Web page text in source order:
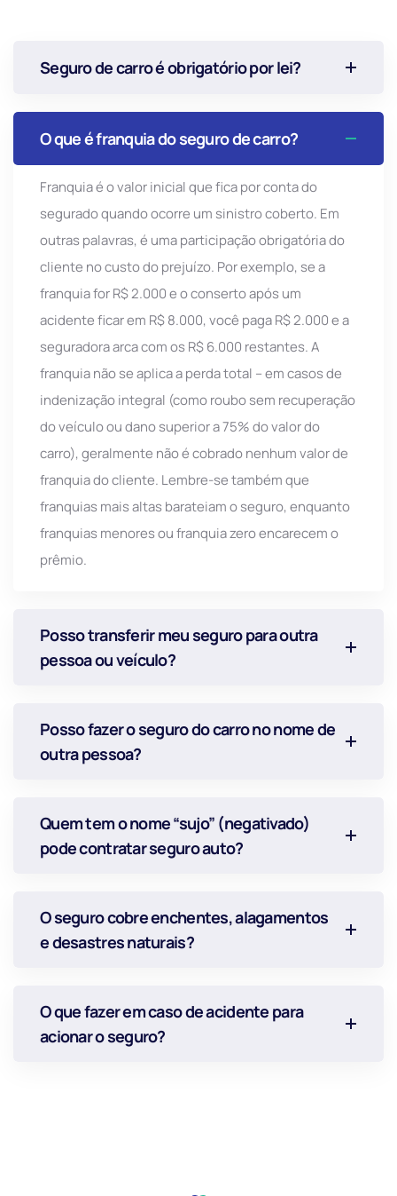
Seguro de carro é obrigatório por lei?
O que é franquia do seguro de carro?
Franquia é o valor inicial que fica por conta do
segurado quando ocorre um sinistro coberto. Em
outras palavras, é uma participação obrigatória do
cliente no custo do prejuízo. Por exemplo, se a
franquia for R$ 2.000 e o conserto após um
acidente ficar em R$ 8.000, você paga R$ 2.000 e a
seguradora arca com os R$ 6.000 restantes. A
franquia não se aplica a perda total – em casos de
indenização integral (como roubo sem recuperação
do veículo ou dano superior a 75% do valor do
carro), geralmente não é cobrado nenhum valor de
franquia do cliente. Lembre-se também que
franquias mais altas barateiam o seguro, enquanto
franquias menores ou franquia zero encarecem o
prêmio.
Posso transferir meu seguro para outra
pessoa ou veículo?
Posso fazer o seguro do carro no nome de
outra pessoa?
Quem tem o nome “sujo” (negativado)
pode contratar seguro auto?
O seguro cobre enchentes, alagamentos
e desastres naturais?
O que fazer em caso de acidente para
acionar o seguro?